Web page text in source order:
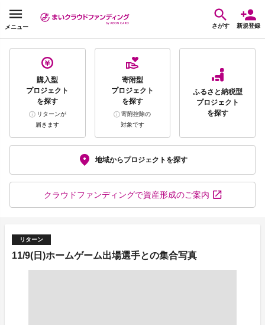
メニュー さがす 新規登録
購入型
プロジェクト
を探す
リターンが
届きます
寄附型
プロジェクト
を探す
寄附控除の
対象です
ふるさと納税型
プロジェクト
を探す
地域からプロジェクトを探す
クラウドファンディングで資産形成のご案内
リターン
11/9(日)ホームゲーム出場選手との集合写真